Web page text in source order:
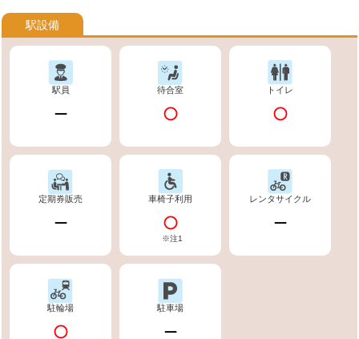
駅設備
駅員 待合室 トイレ
定期券販売 車椅子利用
※注1
レンタサイクル
駐輪場 駐車場